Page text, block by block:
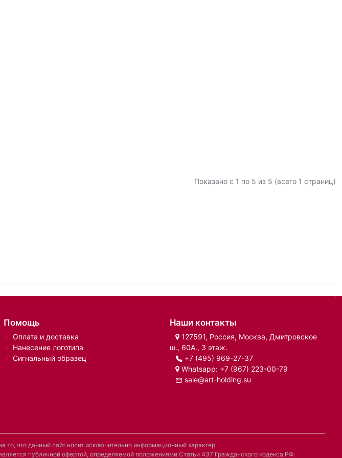
Показано с 1 по 5 из 5 (всего 1 страниц)
Помощь
Оплата и доставка
Нанесение логотипа
Сигнальный образец
Наши контакты
127591, Россия, Москва, Дмитровское
ш., 60А., 3 этаж.
+7 (495) 969-27-37
Whatsapp: +7 (967) 223-00-79
sale@art-holding.su
что данный сайт носит исключительно информационный характер
публичной офертой, определяемой положениями Статьи 437 Гражданского кодекса РФ.